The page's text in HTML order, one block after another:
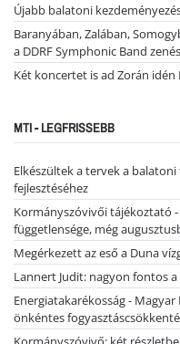
Újabb balatoni
Baranyában, Zalában,
a DDRF Symphonic Band
Két koncertet is ad Zorán
MTI - LEGFRISSEBB
Elkészültek a tervek a
fejlesztéséhez
Kormányszóvivői tájékoztató
függetlensége, még
Megérkezett az eső a Duna
Lannert Judit: nagyon fontos
Energiatakarékosság -
önkéntes